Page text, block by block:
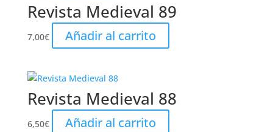
Revista Medieval 89
7,00€ Añadir al carrito
Revista Medieval 88
6,50€ Añadir al carrito